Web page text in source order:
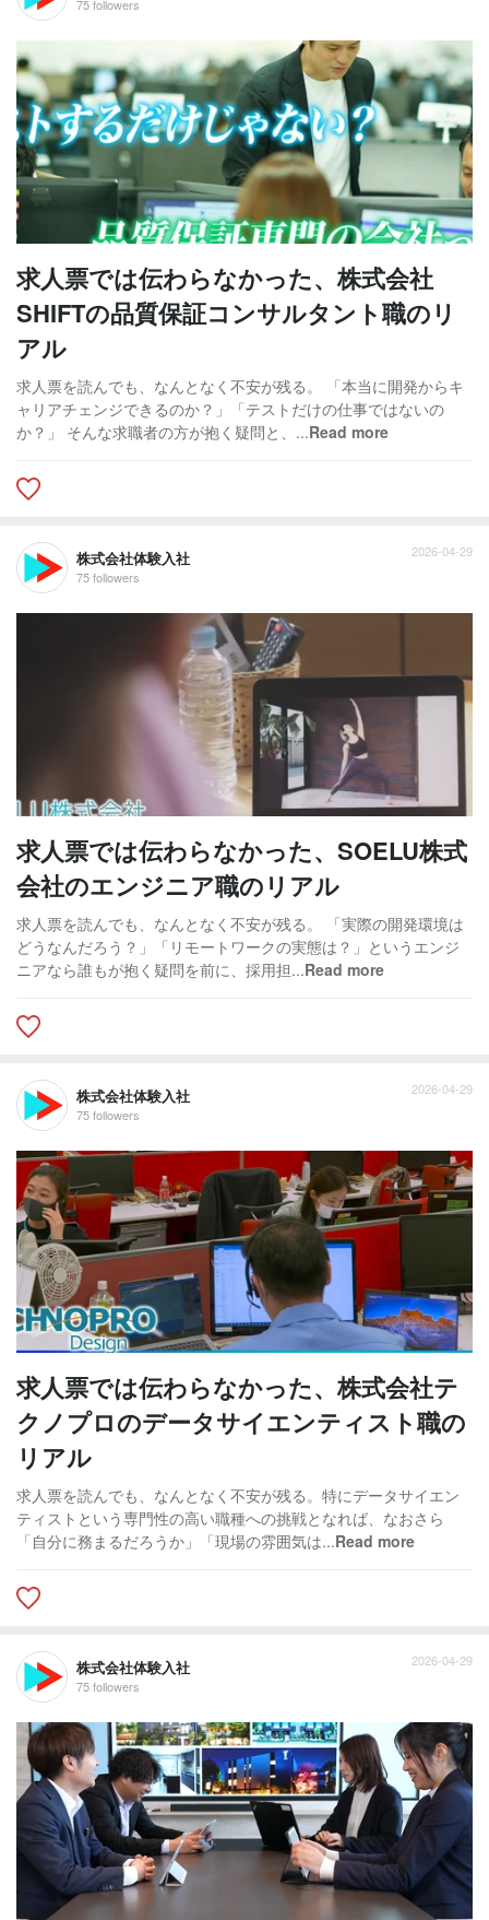
75 followers
求人票では伝わらなかった、株式会社
SHIFTの品質保証コンサルタント職のリ
アル
求人票を読んでも、なんとなく不安が残る。 「本当に開発からキ
ャリアチェンジできるのか？」「テストだけの仕事ではないの
か？」 そんな求職者の方が抱く疑問と、...Read more
株式会社体験入社
75 followers
2026-04-29
求人票では伝わらなかった、SOELU株式
会社のエンジニア職のリアル
求人票を読んでも、なんとなく不安が残る。 「実際の開発環境は
どうなんだろう？」「リモートワークの実態は？」というエンジ
ニアなら誰もが抱く疑問を前に、採用担...Read more
株式会社体験入社
75 followers
2026-04-29
求人票では伝わらなかった、株式会社テ
クノプロのデータサイエンティスト職の
リアル
求人票を読んでも、なんとなく不安が残る。特にデータサイエン
ティストという専門性の高い職種への挑戦となれば、なおさら
「自分に務まるだろうか」「現場の雰囲気は...Read more
株式会社体験入社
75 followers
2026-04-29